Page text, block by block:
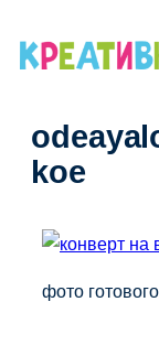
koe
фото готового